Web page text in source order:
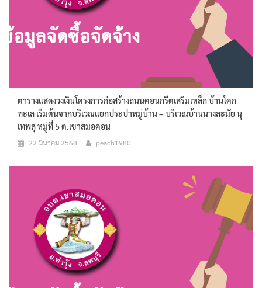
ตารางแสดงวงเงินโครงการก่อสร้างถนนคอนกรีตเสริมเหล็ก บ้านโคก
ทะเล เริ่มต้นจากบริเวณแยกประปาหมู่บ้าน – บริเวณบ้านนางละมัย นุ
เทพสุ หมู่ที่ 5 ต.เขาสมอคอน
22 มีนาคม 2568 peach1980